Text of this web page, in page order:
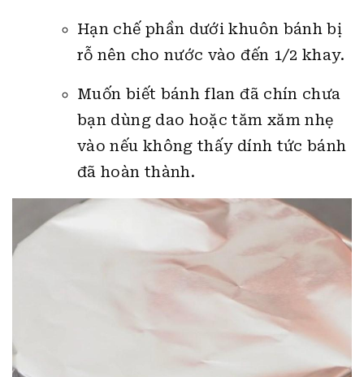
Hạn chế phần dưới khuôn bánh bị
rỗ nên cho nước vào đến 1/2 khay.
Muốn biết bánh flan đã chín chưa
bạn dùng dao hoặc tăm xăm nhẹ
vào nếu không thấy dính tức bánh
đã hoàn thành.